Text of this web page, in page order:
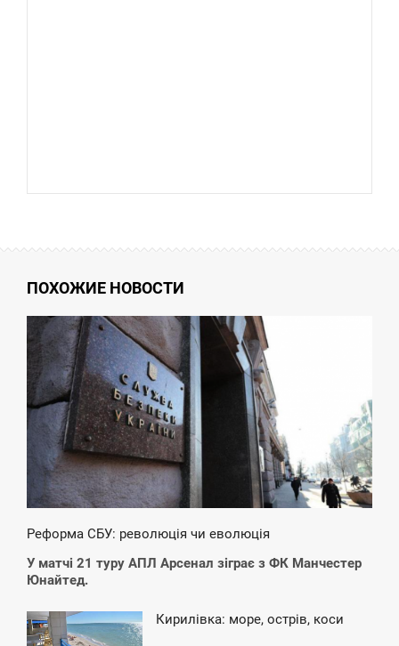
ПОХОЖИЕ НОВОСТИ
Реформа СБУ: революція чи еволюція
У матчі 21 туру АПЛ Арсенал зіграє з ФК Манчестер
Юнайтед.
Кирилівка: море, острів, коси